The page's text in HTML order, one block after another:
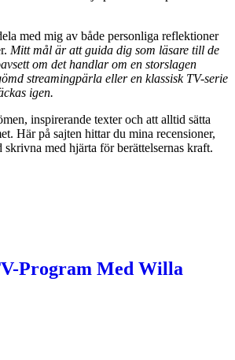
med mig av både personliga reflektioner
Mitt mål är att guida dig som läsare till de
om det handlar om en storslagen
streamingpärla eller en klassisk TV-serie
igen.
inspirerande texter och att alltid sätta
Här på sajten hittar du mina recensioner,
med hjärta för berättelsernas kraft.
Program Med Willa